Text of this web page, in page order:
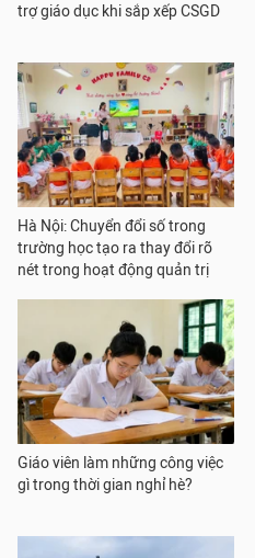
trợ giáo dục khi sắp xếp CSGD
Hà Nội: Chuyển đổi số trong
trường học tạo ra thay đổi rõ
nét trong hoạt động quản trị
Giáo viên làm những công việc
gì trong thời gian nghỉ hè?